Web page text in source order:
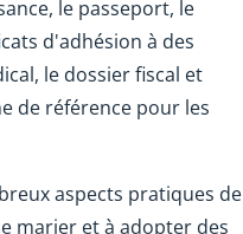
le passeport, le
d'adhésion à des
le dossier fiscal et
de référence pour les
aspects pratiques de
marier et à adopter des